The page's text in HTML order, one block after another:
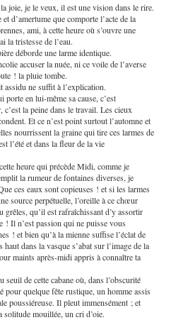
joie, je le veux, il est une vision dans le rire.
d’amertume que comporte l’acte de la
ami, à cette heure où s’ouvre une
la tristesse de l’eau.
déborde une larme identique.
accuser la nuée, ni ce voile de l’averse
! la pluie tombe.
ne suffit à l’explication.
porte en lui-même sa cause, c’est
c’est la peine dans le travail. Les cieux
Et ce n’est point surtout l’automne et
nourrissent la graine qui tire ces larmes de
l’été et dans la fleur de la vie
heure qui précède Midi, comme je
la rumeur de fontaines diverses, je
ces eaux sont copieuses ! et si les larmes
source perpétuelle, l’oreille à ce chœur
grêles, qu’il est rafraîchissant d’y assortir
! Il n’est passion qui ne puisse vous
! et bien qu’à la mienne suffise l’éclat de
dans la vasque s’abat sur l’image de la
maints après-midi appris à connaître ta
de cette cabane où, dans l’obscurité
pour quelque fête rustique, un homme assis
poussiéreuse. Il pleut immensément ; et
solitude mouillée, un cri d’oie.